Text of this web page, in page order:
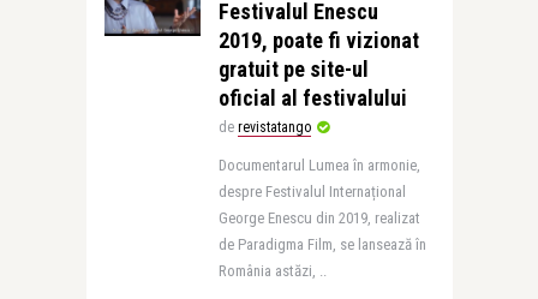
Festivalul Enescu
2019, poate fi vizionat
gratuit pe site-ul
oficial al festivalului
de revistatango
Documentarul Lumea în armonie,
despre Festivalul Internațional
George Enescu din 2019, realizat
de Paradigma Film, se lansează în
România astăzi, ..